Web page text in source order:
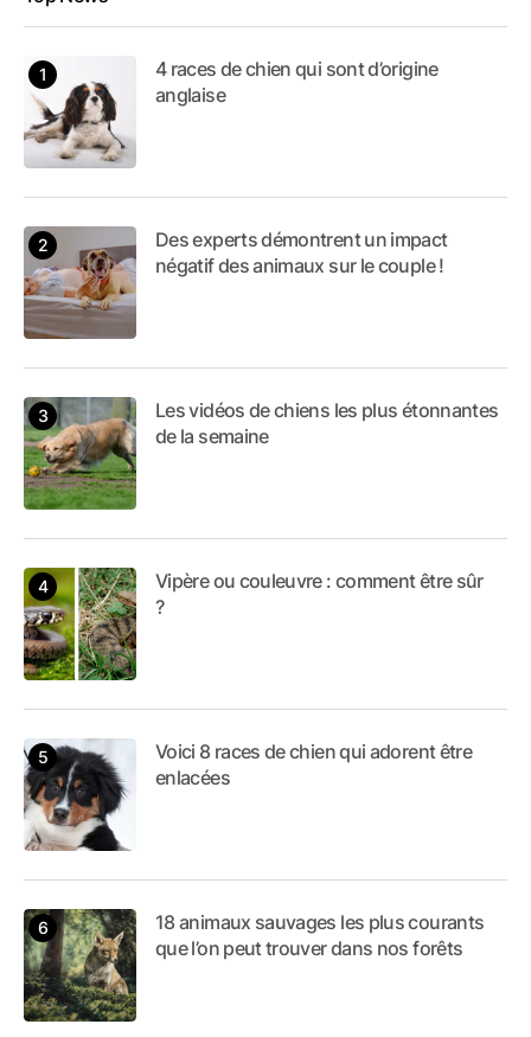
4 races de chien qui sont d’origine
anglaise
Des experts démontrent un impact
négatif des animaux sur le couple !
Les vidéos de chiens les plus étonnantes
de la semaine
Vipère ou couleuvre : comment être sûr
?
Voici 8 races de chien qui adorent être
enlacées
18 animaux sauvages les plus courants
que l’on peut trouver dans nos forêts